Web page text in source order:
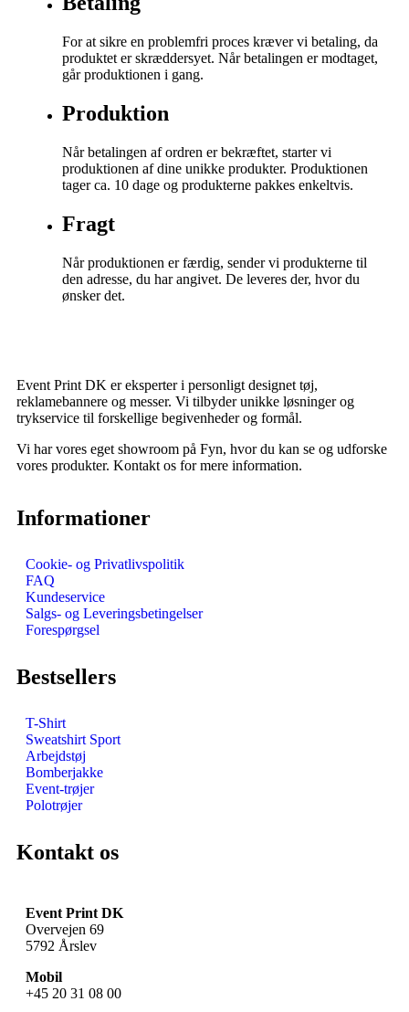
For at sikre en problemfri proces kræver vi betaling, da
produktet er skræddersyet. Når betalingen er modtaget,
går produktionen i gang.
Produktion
Når betalingen af ordren er bekræftet, starter vi
produktionen af dine unikke produkter. Produktionen
tager ca. 10 dage og produkterne pakkes enkeltvis.
Fragt
Når produktionen er færdig, sender vi produkterne til
den adresse, du har angivet. De leveres der, hvor du
ønsker det.
Event Print DK er eksperter i personligt designet tøj,
reklamebannere og messer. Vi tilbyder unikke løsninger og
trykservice til forskellige begivenheder og formål.
Vi har vores eget showroom på Fyn, hvor du kan se og udforske
vores produkter. Kontakt os for mere information.
Informationer
Cookie- og Privatlivspolitik
FAQ
Kundeservice
Salgs- og Leveringsbetingelser
Forespørgsel
Bestsellers
T-Shirt
Sweatshirt Sport
Arbejdstøj
Bomberjakke
Event-trøjer
Polotrøjer
Kontakt os
Event Print DK
Overvejen 69
5792 Årslev
Mobil
+45 20 31 08 00